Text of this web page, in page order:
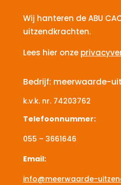
Wij hanteren de ABU
uitzendkrachten.
Lees hier onze
Bedrijf: meerwaarde-
k.v.k. nr.74203762
Telefoonnummer:
055 – 3661646
Email:
info@meerwaarde-